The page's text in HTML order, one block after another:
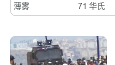
薄雾 71 华氏